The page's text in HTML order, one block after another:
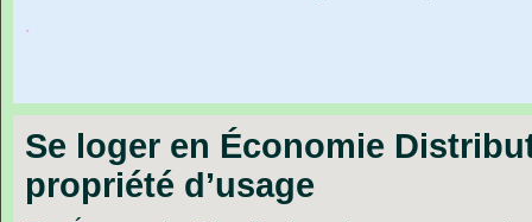
.
Se loger en Économie
propriété d’usage